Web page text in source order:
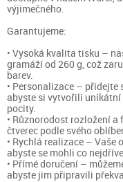
výjimečného.
Garantujeme:
• Vysoká kvalita tisku –
gramáží od 260 g, což
barev.
• Personalizace –
abyste si vytvořili
pocity.
• Různorodost rozložení
čtverec podle svého
• Rychlá realizace – Vaše
abyste se mohli co
• Přímé doručení –
abyste jim připravili